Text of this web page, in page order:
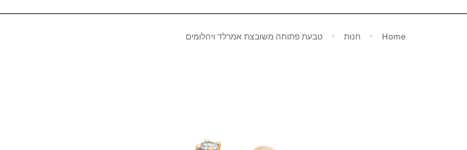
Home חנות טבעת פתוחה משובצת אמרלד ויהלומים